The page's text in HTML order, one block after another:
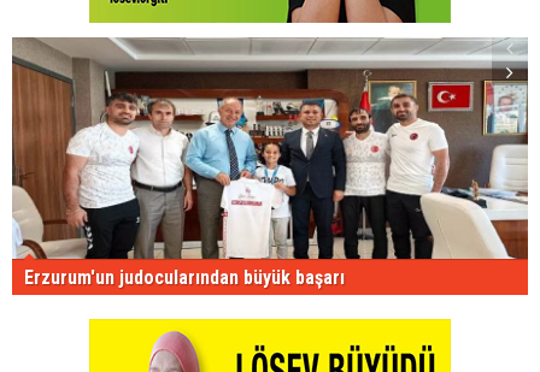
Erzurum'un judocularından büyük başarı